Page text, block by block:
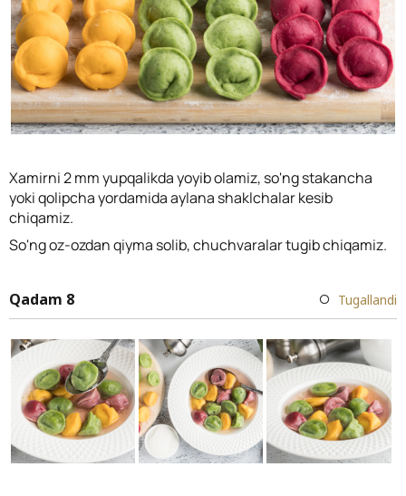
Xamirni 2 mm yupqalikda yoyib olamiz, so'ng stakancha
yoki qolipcha yordamida aylana shaklchalar kesib
chiqamiz.
So'ng oz-ozdan qiyma solib, chuchvaralar tugib chiqamiz.
Qadam 8 Tugallandi